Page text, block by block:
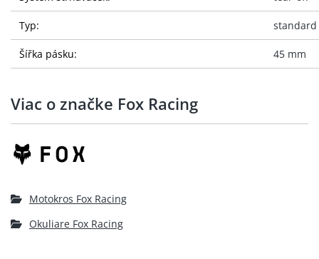
Typ: standard
Šířka pásku: 45 mm
Viac o značke Fox Racing
Motokros Fox Racing
Okuliare Fox Racing